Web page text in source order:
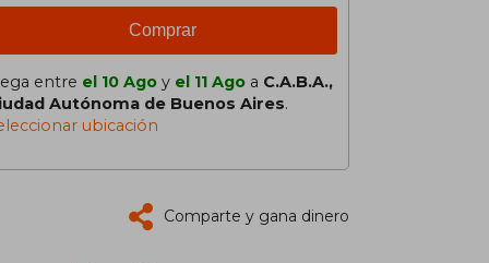
Comprar
entre el 10 Ago y el 11 Ago a C.A.B.A.,
Autónoma de Buenos Aires.
ubicación
Comparte y gana dinero